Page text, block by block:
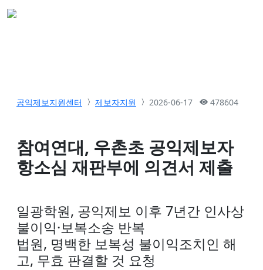
공익제보지원센터 제보자지원 2026-06-17 478604
참여연대, 우촌초 공익제보자
항소심 재판부에 의견서 제출
일광학원, 공익제보 이후 7년간 인사상
불이익·보복소송 반복
법원, 명백한 보복성 불이익조치인 해
고, 무효 판결할 것 요청